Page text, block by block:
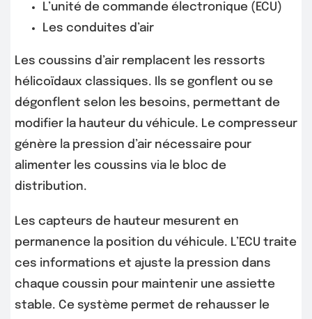
L’unité de commande électronique (ECU)
Les conduites d’air
Les coussins d’air remplacent les ressorts
hélicoïdaux classiques. Ils se gonflent ou se
dégonflent selon les besoins, permettant de
modifier la hauteur du véhicule. Le compresseur
génère la pression d’air nécessaire pour
alimenter les coussins via le bloc de
distribution.
Les capteurs de hauteur mesurent en
permanence la position du véhicule. L’ECU traite
ces informations et ajuste la pression dans
chaque coussin pour maintenir une assiette
stable. Ce système permet de rehausser le